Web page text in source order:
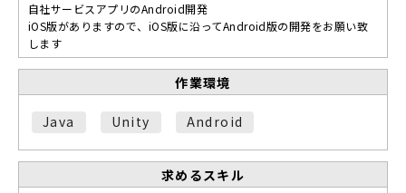
自社サービスアプリのAndroid開発
iOS版がありますので、iOS版に沿ってAndroid版の開発をお願い致
します
作業環境
Java Unity Android
求めるスキル